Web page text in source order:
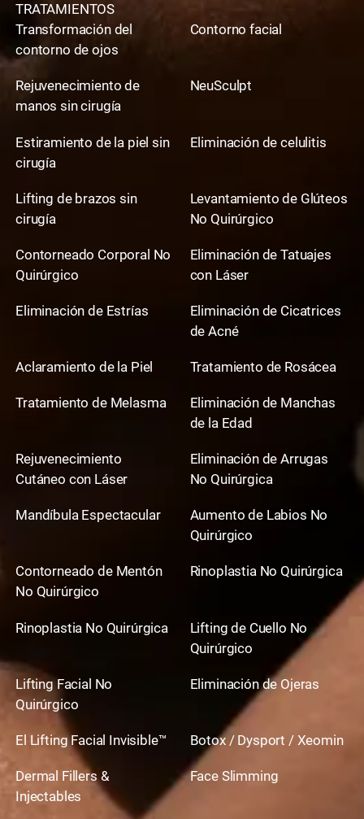
TRATAMIENTOS
Transformación del
contorno de ojos
Contorno facial
Rejuvenecimiento de
manos sin cirugía
NeuSculpt
Estiramiento de la piel sin
cirugía
Eliminación de celulitis
Lifting de brazos sin
cirugía
Levantamiento de Glúteos
No Quirúrgico
Contorneado Corporal No
Quirúrgico
Eliminación de Tatuajes
con Láser
Eliminación de Estrías
Eliminación de Cicatrices
de Acné
Aclaramiento de la Piel Tratamiento de Rosácea
Tratamiento de Melasma
Eliminación de Manchas
de la Edad
Rejuvenecimiento
Cutáneo con Láser
Eliminación de Arrugas
No Quirúrgica
Mandíbula Espectacular
Aumento de Labios No
Quirúrgico
Contorneado de Mentón
No Quirúrgico
Rinoplastia No Quirúrgica
Rinoplastia No Quirúrgica
Lifting de Cuello No
Quirúrgico
Lifting Facial No
Quirúrgico
Eliminación de Ojeras
El Lifting Facial Invisible™ Botox / Dysport / Xeomin
Dermal Fillers &
Injectables
Face Slimming